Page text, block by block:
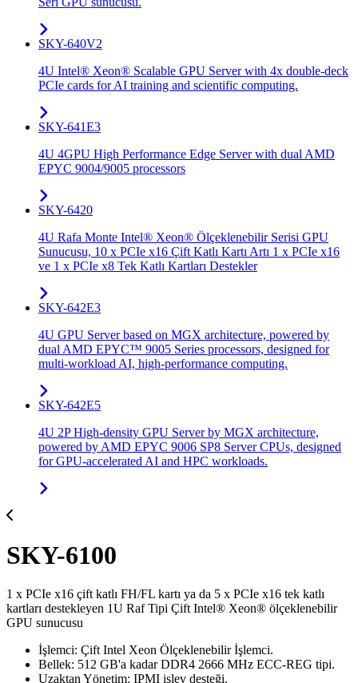
SKY-640V2
4U Intel® Xeon® Scalable GPU Server with 4x double-deck
PCIe cards for AI training and scientific computing.
SKY-641E3
4U 4GPU High Performance Edge Server with dual AMD
EPYC 9004/9005 processors
SKY-6420
4U Rafa Monte Intel® Xeon® Ölçeklenebilir Serisi GPU
Sunucusu, 10 x PCIe x16 Çift Katlı Kartı Artı 1 x PCIe x16
ve 1 x PCIe x8 Tek Katlı Kartları Destekler
SKY-642E3
4U GPU Server based on MGX architecture, powered by
dual AMD EPYC™ 9005 Series processors, designed for
multi-workload AI, high-performance computing.
SKY-642E5
4U 2P High-density GPU Server by MGX architecture,
powered by AMD EPYC 9006 SP8 Server CPUs, designed
for GPU-accelerated AI and HPC workloads.
SKY-6100
1 x PCIe x16 çift katlı FH/FL kartı ya da 5 x PCIe x16 tek katlı
kartları destekleyen 1U Raf Tipi Çift Intel® Xeon® ölçeklenebilir
GPU sunucusu
İşlemci: Çift Intel Xeon Ölçeklenebilir İşlemci.
Bellek: 512 GB'a kadar DDR4 2666 MHz ECC-REG tipi.
Uzaktan Yönetim: IPMI işlev desteği.